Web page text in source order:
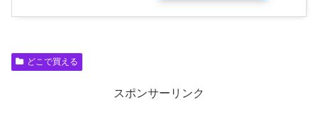
どこで買える
スポンサーリンク